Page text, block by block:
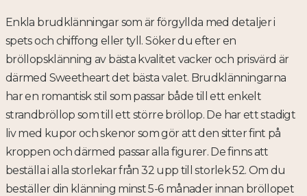
Enkla brudklänningar som är förgyllda med detaljer i
spets och chiffong eller tyll. Söker du efter en
bröllopsklänning av bästa kvalitet vacker och prisvärd är
därmed Sweetheart det bästa valet. Brudklänningarna
har en romantisk stil som passar både till ett enkelt
strandbröllop som till ett större bröllop. De har ett stadigt
liv med kupor och skenor som gör att den sitter fint på
kroppen och därmed passar alla figurer. De finns att
beställa i alla storlekar från 32 upp till storlek 52. Om du
beställer din klänning minst 5-6 månader innan bröllopet